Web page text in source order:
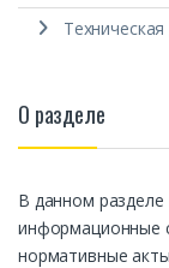
О разделе
В данном
информационные
нормативные